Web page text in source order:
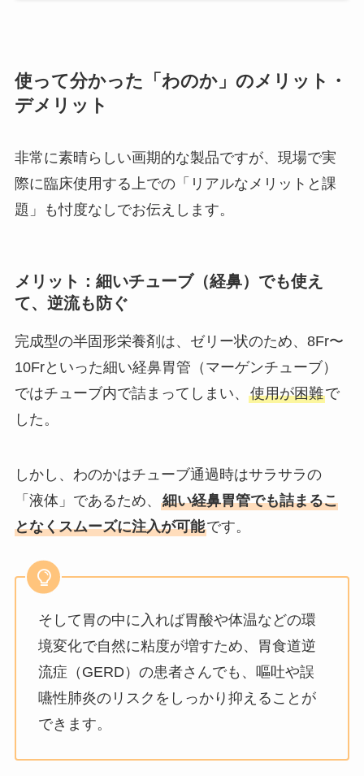
使って分かった「わのか」のメリット・
デメリット
非常に素晴らしい画期的な製品ですが、現場で実
際に臨床使用する上での「リアルなメリットと課
題」も忖度なしでお伝えします。
メリット：細いチューブ（経鼻）でも使え
て、逆流も防ぐ
完成型の半固形栄養剤は、ゼリー状のため、8Fr〜
10Frといった細い経鼻胃管（マーゲンチューブ）
ではチューブ内で詰まってしまい、 使用が困難で
した。
しかし、わのかはチューブ通過時はサラサラの
「液体」であるため、 細い経鼻胃管でも詰まるこ
となくスムーズに注入が可能です。
そして胃の中に入れば胃酸や体温などの環
境変化で自然に粘度が増すため、胃食道逆
流症（GERD）の患者さんでも、嘔吐や誤
嚥性肺炎のリスクをしっかり抑えることが
できます。